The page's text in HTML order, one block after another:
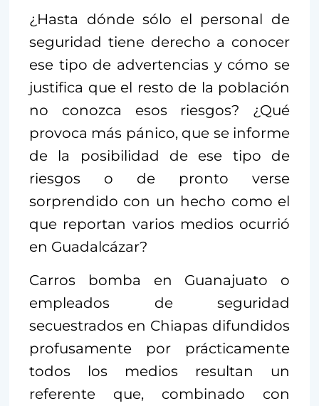
¿Hasta dónde sólo el personal de
seguridad tiene derecho a conocer
ese tipo de advertencias y cómo se
justifica que el resto de la población
no conozca esos riesgos? ¿Qué
provoca más pánico, que se informe
de la posibilidad de ese tipo de
riesgos o de pronto verse
sorprendido con un hecho como el
que reportan varios medios ocurrió
en Guadalcázar?
Carros bomba en Guanajuato o
empleados de seguridad
secuestrados en Chiapas difundidos
profusamente por prácticamente
todos los medios resultan un
referente que, combinado con